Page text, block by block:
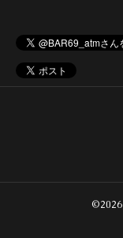
©2026